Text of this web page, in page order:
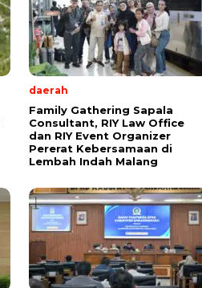
daerah
Family Gathering Sapala
Consultant, RIY Law Office
dan RIY Event Organizer
Pererat Kebersamaan di
Lembah Indah Malang